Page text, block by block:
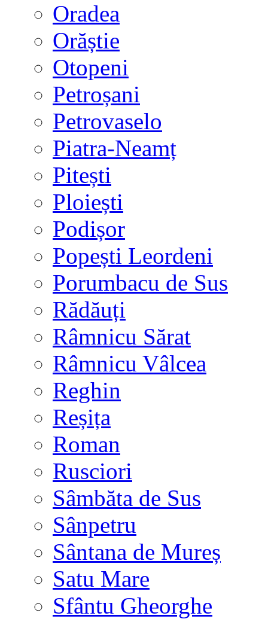
Oradea
Orăștie
Otopeni
Petroșani
Petrovaselo
Piatra-Neamț
Pitești
Ploiești
Podișor
Popești Leordeni
Porumbacu de Sus
Rădăuți
Râmnicu Sărat
Râmnicu Vâlcea
Reghin
Reșița
Roman
Rusciori
Sâmbăta de Sus
Sânpetru
Sântana de Mureș
Satu Mare
Sfântu Gheorghe